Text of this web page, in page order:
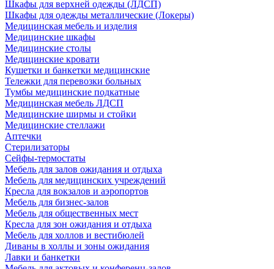
Шкафы для верхней одежды (ЛДСП)
Шкафы для одежды металлические (Локеры)
Медицинская мебель и изделия
Медицинские шкафы
Медицинские столы
Медицинские кровати
Кушетки и банкетки медицинские
Тележки для перевозки больных
Тумбы медицинские подкатные
Медицинская мебель ЛДСП
Медицинские ширмы и стойки
Медицинские стеллажи
Аптечки
Стерилизаторы
Сейфы-термостаты
Мебель для залов ожидания и отдыха
Мебель для медицинских учреждений
Кресла для вокзалов и аэропортов
Мебель для бизнес-залов
Мебель для общественных мест
Кресла для зон ожидания и отдыха
Мебель для холлов и вестибюлей
Диваны в холлы и зоны ожидания
Лавки и банкетки